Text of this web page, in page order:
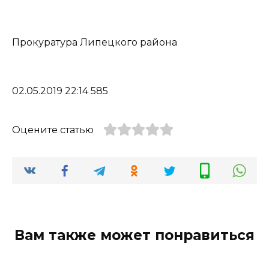
Прокуратура Липецкого района
02.05.2019 22:14 585
Оцените статью
Вам также может понравиться